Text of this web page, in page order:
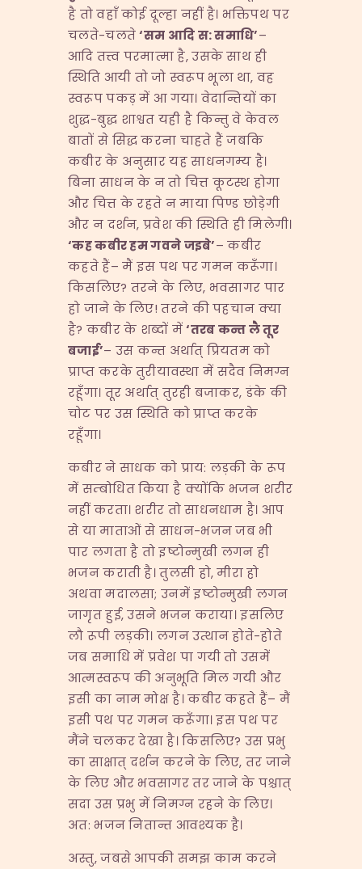
है तो वहाँ कोई दूल्हा नहीं है। भक्तिपथ पर
चलते-चलते‘सम आदि स:समाधि’–
आदि तत्त्व परमात्मा है, उसके साथ ही
स्थिति आयी तो जो स्वरूप भूला था, वह
स्वरूप पकड़ में आ गया। वेदान्तियों का
शुद्ध-बुद्ध शाश्वत यही है किन्तु वे केवल
बातों से सिद्ध करना चाहते हैं जबकि
कबीर के अनुसार यह साधनगम्य है।
बिना साधन के न तो चित्त कूटस्थ होगा
और चित्त के रहते न माया पिण्ड छोड़ेगी
और न दर्शन, प्रवेश की स्थिति ही मिलेगी।
‘कह कबीर हम गवने जइबे’– कबीर
कहते हैं– मैं इस पथ पर गमन करूँगा।
किसलिए? तरने के लिए, भवसागर पार
हो जाने के लिए! तरने की पहचान क्या
है? कबीर के शब्दों में‘तरब कन्त लै तूर
बजाई’– उस कन्त अर्थात् प्रियतम को
प्राप्त करके तुरीयावस्था में सदैव निमग्न
रहूँगा। तूर अर्थात् तुरही बजाकर, डंके की
चोट पर उस स्थिति को प्राप्त करके
रहूँगा।
कबीर ने साधक को प्राय: लड़की के रूप
में सम्बोधित किया है क्योंकि भजन शरीर
नहीं करता। शरीर तो साधनधाम है। आप
से या माताओं से साधन-भजन जब भी
पार लगता है तो इष्टोन्मुखी लगन ही
भजन कराती है। तुलसी हो, मीरा हो
अथवा मदालसा; उनमें इष्टोन्मुखी लगन
जागृत हुई, उसने भजन कराया। इसलिए
लौ रूपी लड़की। लगन उत्थान होते-होते
जब समाधि में प्रवेश पा गयी तो उसमें
आत्मस्वरूप की अनुभूति मिल गयी और
इसी का नाम मोक्ष है। कबीर कहते हैं– मैं
इसी पथ पर गमन करूँगा। इस पथ पर
मैंने चलकर देखा है। किसलिए? उस प्रभु
का साक्षात् दर्शन करने के लिए, तर जाने
के लिए और भवसागर तर जाने के पश्चात्
सदा उस प्रभु में निमग्न रहने के लिए।
अत: भजन नितान्त आवश्यक है।
अस्तु, जबसे आपकी समझ काम करने